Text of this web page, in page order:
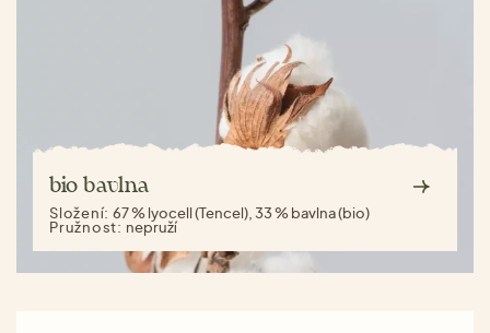
bio bavlna
Složení:67 % lyocell (Tencel), 33 % bavlna (bio)
Pružnost: nepruží